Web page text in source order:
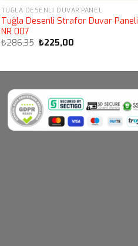
TUĞLA DESENLI DUVAR PANEL
Tuğla Desenli Strafor Duvar Paneli
NR 007
₺286,35 Orijinal
₺225,00Şu